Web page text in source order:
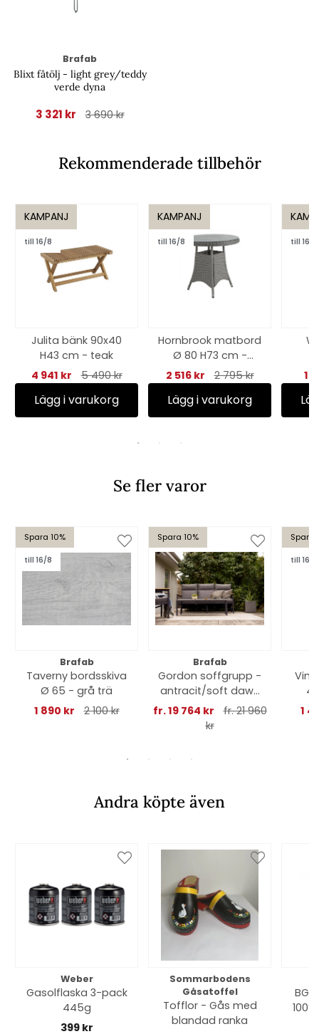
Brafab
Blixt fåtölj - light grey/teddy
verde dyna
3 321 kr 3 690 kr
Rekommenderade tillbehör
KAMPANJ
till 16/8
Julita bänk 90x40
H43 cm - teak
4 941 kr
5 490 kr
Lägg i varukorg
KAMPANJ
till 16/8
Hornbrook matbord
Ø 80 H73 cm -
grå/glas
2 516 kr 2 795 kr
Lägg i varukorg
till 16/8
1
Se fler varor
Spara 10%
till 16/8
Brafab
Taverny bordsskiva
Ø 65 - grå trä
1 890 kr
2 100 kr
Spara 10%
Brafab
Gordon soffgrupp -
antracit/soft dawn
dyna
fr. 19 764 kr
fr. 21 960
kr
Spara
till 16/8
1
Andra köpte även
Weber
Gasolflaska 3-pack
445g
399 kr
Sommarbodens
Gåsatoffel
Tofflor - Gås med
blandad ranka